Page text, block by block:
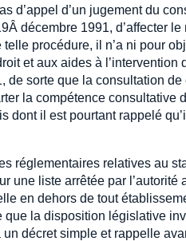
d’appel d’un jugement du
décembre 1991, d’affecter
procédure, il n’a ni pour
et aux aides à l’intervention
sorte que la consultation de
la compétence consultative
dont il est pourtant rappelé
réglementaires relatives au
une liste arrêtée par
en dehors de tout
la disposition législative
décret simple et rappelle